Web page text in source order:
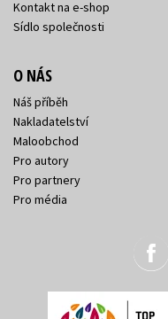
Kontakt na e-shop
Sídlo společnosti
O NÁS
Náš příběh
Nakladatelství
Maloobchod
Pro autory
Pro partnery
Pro média